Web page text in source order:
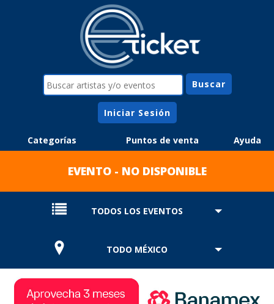
Iniciar Sesión
Categorías Puntos de venta Ayuda
EVENTO - NO DISPONIBLE
TODOS LOS EVENTOS
TODO MÉXICO